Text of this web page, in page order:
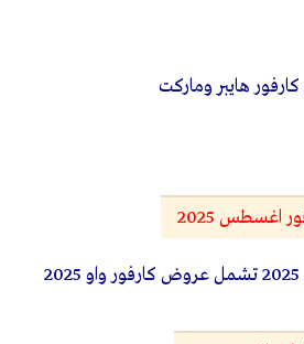
هايبر وماركت
اغسطس 2025